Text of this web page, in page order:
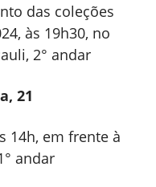
das coleções
às 19h30, no
2° andar
21
14h, em frente à
andar